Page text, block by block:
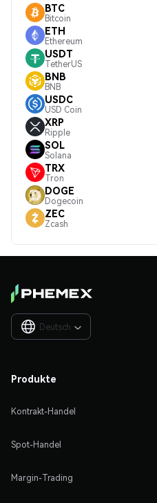
BTC
Bitcoin
ETH
Ethereum
USDT
TetherUS
BNB
BNB
USDC
USD Coin
XRP
Ripple
SOL
Solana
TRX
Tron
DOGE
Dogecoin
ZEC
Zcash
Deutsch 
Produkte
Kontrakt-Handel
Spot-Handel
Margin-Trading